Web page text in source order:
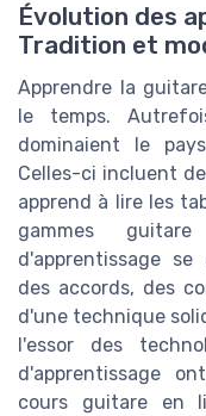
Évolution des
Tradition et
Apprendre la
le temps.
dominaient le
Celles-ci incluent
apprend à lire les
gammes
d'apprentissage
des accords, des
d'une technique
l'essor des
d'apprentissage
cours guitare en